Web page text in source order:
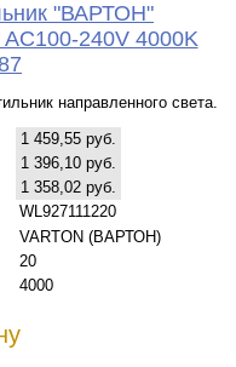
"ВАРТОН"
AC100-240V 4000K
направленного света.
1 459,55 руб.
1 396,10 руб.
1 358,02 руб.
WL927111220
VARTON (ВАРТОН)
20
4000